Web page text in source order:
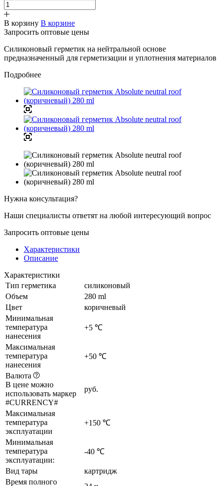
В корзину В корзине
Запросить оптовые цены
Силиконовый герметик на нейтральной основе
предназначенный для герметизации и уплотнения материалов
Подробнее
Нужна консультация?
Наши специалисты ответят на любой интересующий вопрос
Запросить оптовые цены
Характеристики
Описание
Характеристики
Тип герметика
силиконовый
Объем
280 ml
Цвет
коричневый
Минимальная
температура
нанесения
+5 ℃
Максимальная
температура
нанесения
+50 ℃
Валюта
В цене можно
использовать маркер
#CURRENCY#
руб.
Максимальная
температура
эксплуатации
+150 ℃
Минимальная
температура
эксплуатации:
-40 ℃
Вид тары
картридж
Время полного